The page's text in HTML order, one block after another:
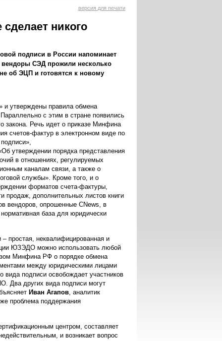
версия для печати
никого
подписи в России напоминает
СЭД прожили несколько
об ЭЦП и готовятся к новому
и утверждены правила обмена
с этим в стране появились
закона. Речь идет о приказе Минфина
счетов-фактур в электронном виде по
утверждении порядка представления
в отношениях, регулируемых
каналам связи, а также о
службы». Кроме того, и о
форматов счета-фактуры,
продаж, дополнительных листов книги
вендоров, опрошенные CNews, в
база для юридически
простая, неквалифицированная и
ЮЗЭДО можно использовать любой
Минфина РФ о порядке обмена
между юридическими лицами
вида подписи освобождает участников
Два других вида подписи могут
Иван Агапов, аналитик
проблема поддержания
центром, составляет
и возникает вопрос